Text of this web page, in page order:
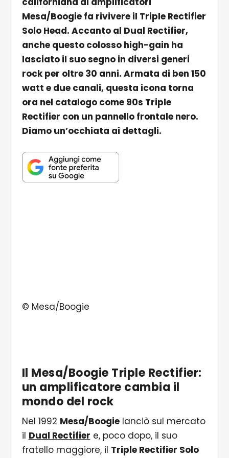
Mesa/Boogie fa rivivere il Triple Rectifier
Solo Head. Accanto al Dual Rectifier,
anche questo colosso high-gain ha
lasciato il suo segno in diversi generi
rock per oltre 30 anni. Armata di ben 150
watt e due canali, questa icona torna
ora nel catalogo come 90s Triple
Rectifier con un pannello frontale nero.
Diamo un’occhiata ai dettagli.
© Mesa/Boogie
Il Mesa/Boogie Triple Rectifier:
un amplificatore cambia il
mondo del rock
Nel 1992 Mesa/Boogielanciò sul mercato
il Dual Rectifier e, poco dopo, il suo
fratello maggiore, il Triple Rectifier Solo